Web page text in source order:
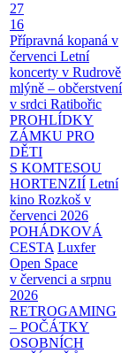
27
16
Přípravná kopaná v
červenci Letní
koncerty v Rudrově
mlýně – občerstvení
v srdci Ratibořic
PROHLÍDKY
ZÁMKU PRO
DĚTI
S KOMTESOU
HORTENZIÍ Letní
kino Rozkoš v
červenci 2026
POHÁDKOVÁ
CESTA Luxfer
Open Space
v červenci a srpnu
2026
RETROGAMING
– POČÁTKY
OSOBNÍCH